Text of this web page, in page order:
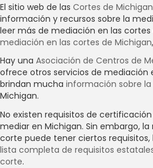
El sitio web de las Cortes de Michigan
información y recursos sobre la
leer más de mediación en las cortes
mediación en las cortes de Michigan
Hay una Asociación de Centros de
ofrece otros servicios de mediación
brindan mucha información sobre
Michigan.
No existen requisitos de
mediar en Michigan. Sin embargo,
corte puede tener ciertos requisitos,
lista completa de requisitos
corte.